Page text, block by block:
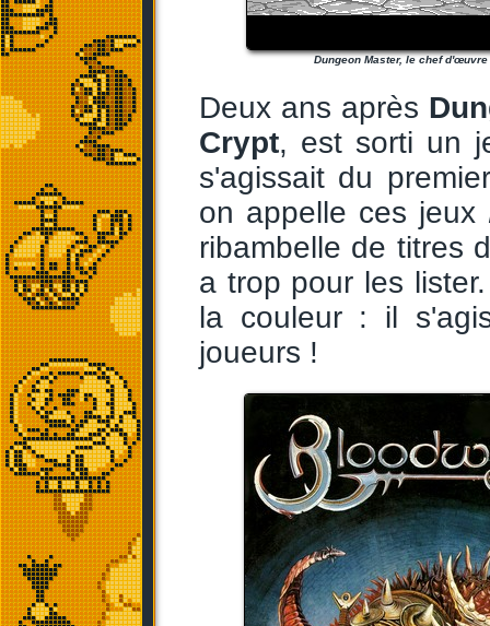
Dungeon Master, le chef d'œuvre
Deux ans après
Crypt, est sorti un
s'agissait du
on appelle ces jeux
ribambelle de titres
a trop pour les
la couleur : il
joueurs !